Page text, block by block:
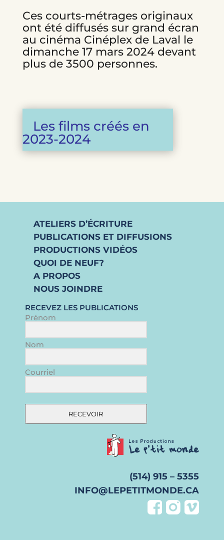
Ces courts-métrages originaux
ont été diffusés sur grand écran
au cinéma Cinéplex de Laval le
dimanche 17 mars 2024 devant
plus de 3500 personnes.
Les films créés en
2023-2024
ATELIERS D’ÉCRITURE
PUBLICATIONS ET DIFFUSIONS
PRODUCTIONS VIDÉOS
QUOI DE NEUF?
A PROPOS
NOUS JOINDRE
RECEVEZ LES PUBLICATIONS
Prénom
Nom
Courriel
RECEVOIR
(514) 915 – 5355
INFO@LEPETITMONDE.CA